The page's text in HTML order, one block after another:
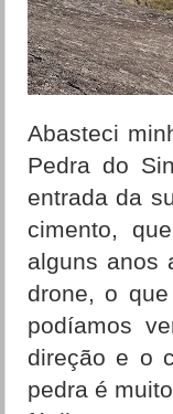
Abasteci
Pedra do
entrada da
cimento,
alguns anos
drone, o
podíamos
direção e o
pedra é